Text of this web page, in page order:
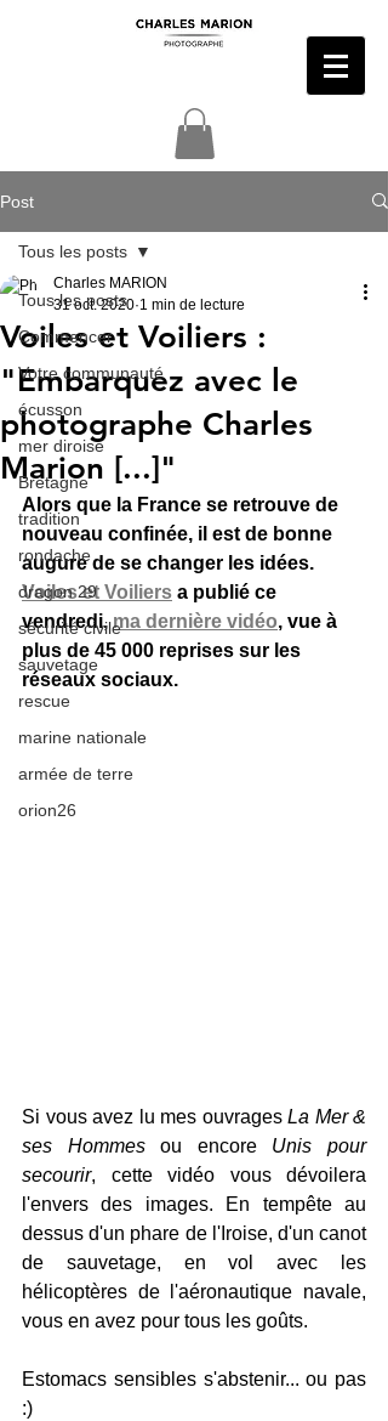
Post
Tous les posts
Commencer
Votre communauté
écusson
mer diroise
Bretagne
tradition
rondache
dragon 29
sécurité civile
sauvetage
rescue
marine nationale
armée de terre
orion26
Tous les posts
Voiles et Voiliers :
"Embarquez avec le
photographe Charles
Marion [...]"
Charles MARION
31 oct. 2020 1 min de lecture
Alors que la France se retrouve de
nouveau confinée, il est de bonne
augure de se changer les idées.
Voiles et Voiliers a publié ce
vendredi, ma dernière vidéo, vue à
plus de 45 000 reprises sur les
réseaux sociaux.
Si vous avez lu mes ouvrages La Mer &
ses Hommes ou encore Unis pour
secourir, cette vidéo vous dévoilera
l'envers des images. En tempête au
dessus d'un phare de l'Iroise, d'un canot
de sauvetage, en vol avec les
hélicoptères de l'aéronautique navale,
vous en avez pour tous les goûts.
Estomacs sensibles s'abstenir... ou pas
:)